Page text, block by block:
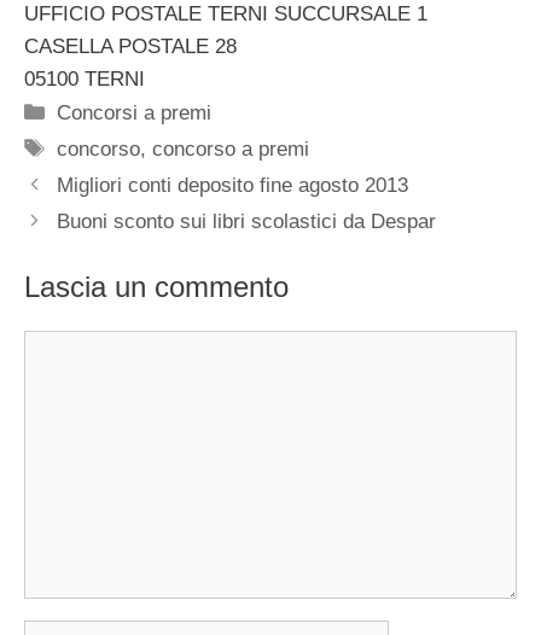
UFFICIO POSTALE TERNI SUCCURSALE 1
CASELLA POSTALE 28
05100 TERNI
Categorie
Concorsi a premi
Tag
concorso,concorso a premi
Migliori conti deposito fine agosto 2013
Buoni sconto sui libri scolastici da Despar
Lascia un commento